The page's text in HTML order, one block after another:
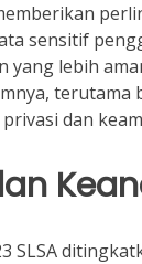
sensitif
yang lebih
terutama
dan
SLSA